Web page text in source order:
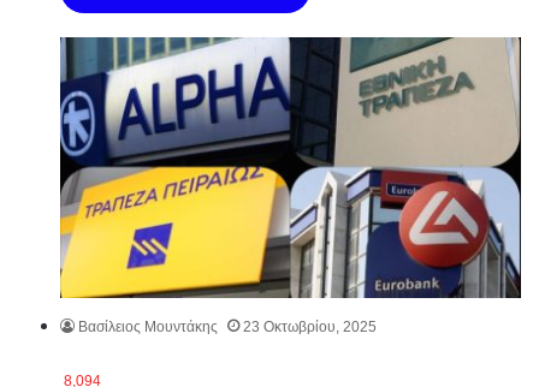
Βασίλειος Μουντάκης 23 Οκτωβρίου, 2025
8,094